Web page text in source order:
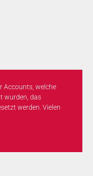
Accounts, welche
wurden, das
werden. Vielen